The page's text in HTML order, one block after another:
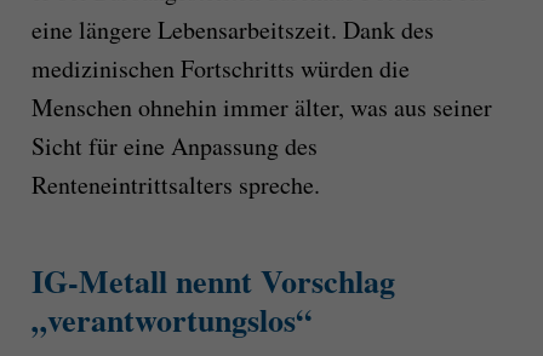
eine längere Lebensarbeitszeit. Dank des
medizinischen Fortschritts würden die
Menschen ohnehin immer älter, was aus seiner
Sicht für eine Anpassung des
Renteneintrittsalters spreche.
IG-Metall nennt Vorschlag
„verantwortungslos“